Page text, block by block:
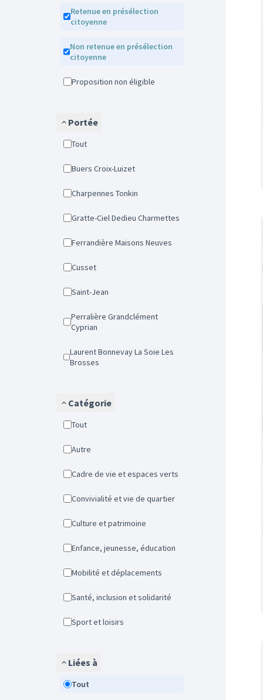
Retenue en présélection
citoyenne
Non retenue en présélection
citoyenne
Proposition non éligible
Portée
Tout
Buers Croix-Luizet
Charpennes Tonkin
Gratte-Ciel Dedieu Charmettes
Ferrandière Maisons Neuves
Cusset
Saint-Jean
Perralière Grandclément
Cyprian
Laurent Bonnevay La Soie Les
Brosses
Catégorie
Tout
Autre
Cadre de vie et espaces verts
Convivialité et vie de quartier
Culture et patrimoine
Enfance, jeunesse, éducation
Mobilité et déplacements
Santé, inclusion et solidarité
Sport et loisirs
Liées à
Tout